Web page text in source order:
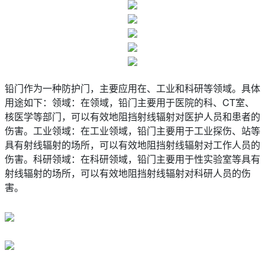
铅门作为一种防护门，主要应用在、工业和科研等领域。具体
用途如下：领域：在领域，铅门主要用于医院的科、CT室、
核医学等部门，可以有效地阻挡射线辐射对医护人员和患者的
伤害。工业领域：在工业领域，铅门主要用于工业探伤、站等
具有射线辐射的场所，可以有效地阻挡射线辐射对工作人员的
伤害。科研领域：在科研领域，铅门主要用于性实验室等具有
射线辐射的场所，可以有效地阻挡射线辐射对科研人员的伤
害。